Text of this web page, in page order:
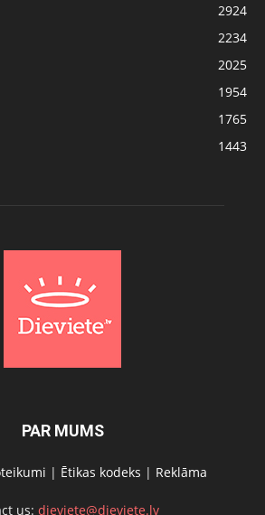
2924
2234
2025
1954
1765
1443
PAR MUMS
| Ētikas kodeks | Reklāma
us: dieviete@dieviete.lv